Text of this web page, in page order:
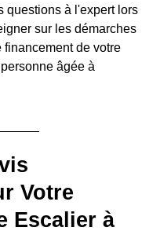
questions à l'expert lors
sur les démarches
de votre
âgée à
Votre
Escalier à